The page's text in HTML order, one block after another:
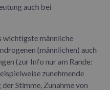
auch bei
wichtigste männliche
(männlichen) auch
(zur Info nur am Rande:
zunehmende
Stimme, Zunahme von